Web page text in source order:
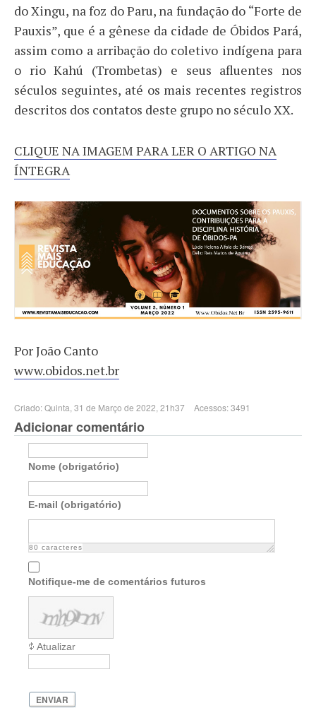
do Xingu, na foz do Paru, na fundação do “Forte de
Pauxis”, que é a gênese da cidade de Óbidos Pará,
assim como a arribação do coletivo indígena para
o rio Kahú (Trombetas) e seus afluentes nos
séculos seguintes, até os mais recentes registros
descritos dos contatos deste grupo no século XX.
CLIQUE NA IMAGEM PARA LER O ARTIGO NA
ÍNTEGRA
Por João Canto
www.obidos.net.br
Criado: Quinta, 31 de Março de 2022, 21h37 Acessos: 3491
Adicionar comentário
Nome (obrigatório)
E-mail (obrigatório)
80 caracteres
Notifique-me de comentários futuros
Atualizar
ENVIAR